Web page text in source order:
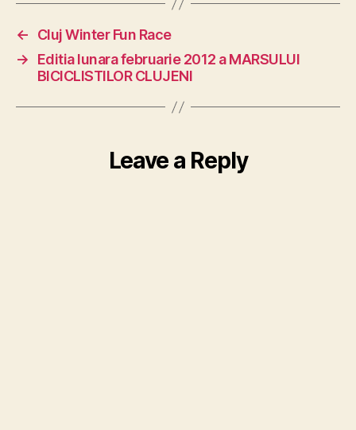
←
Cluj Winter Fun Race
→
Editia lunara februarie 2012 a MARSULUI
BICICLISTILOR CLUJENI
Leave a Reply